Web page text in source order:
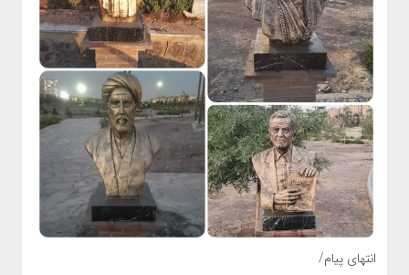
انتهای پیام/